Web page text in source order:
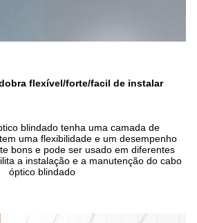
flexível/forte/facil de instalar
blindado tenha uma camada de
uma flexibilidade e um desempenho
bons e pode ser usado em diferentes
a instalação e a manutenção do cabo
óptico blindado